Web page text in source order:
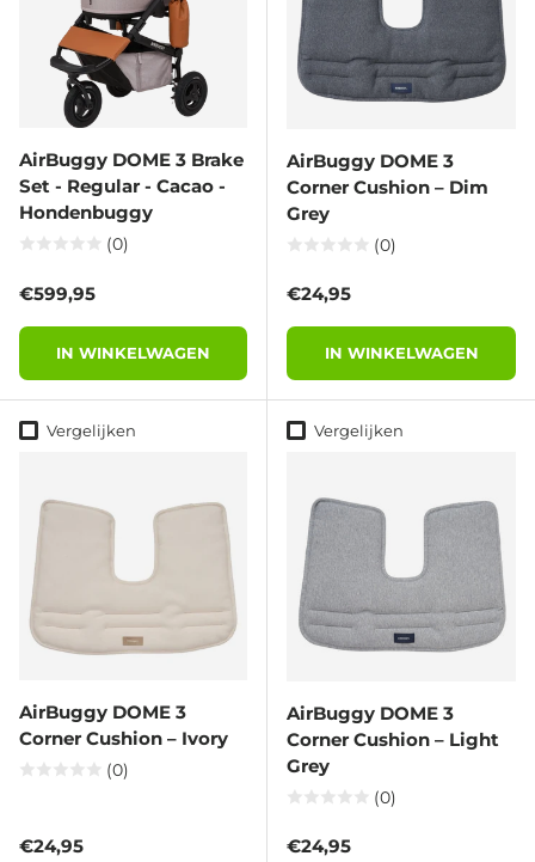
AirBuggy DOME 3 Brake
Set - Regular - Cacao -
Hondenbuggy
(0)
Reguliere prijs
€599,95
IN WINKELWAGEN
AirBuggy DOME 3
Corner Cushion – Dim
Grey
(0)
Reguliere prijs
€24,95
IN WINKELWAGEN
Vergelijken
AirBuggy DOME 3
Corner Cushion – Ivory
(0)
Reguliere prijs
€24,95
Vergelijken
AirBuggy DOME 3
Corner Cushion – Light
Grey
(0)
Reguliere prijs
€24,95